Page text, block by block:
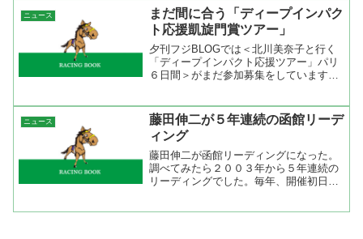
表記ですがしばらくすると慣れるでしょ
うね。 ＪＲＡが外国馬に...
ニュース
まだ間に合う「ディープインパク
ト応援凱旋門賞ツアー」
夕刊フジBLOGでは＜北川美奈子と行く
「ディープインパクト応援ツアー」パリ
６日間＞がまだ参加募集をしています。
ンパクト人気にあやかって企画したもの
の人が集まらないのでし...
ニュース
藤田伸二が５年連続の函館リーデ
ィング
藤田伸二が函館リーディングになった。
調べてみたら２００３年から５年連続の
リーディングでした。毎年、開催初日か